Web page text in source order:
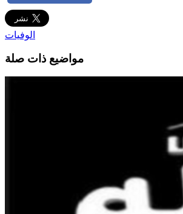
الوفيات
مواضيع ذات صلة